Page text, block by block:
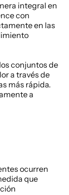
integral en
con
en las
conjuntos de
a través de
más rápida.
a
ocurren
que